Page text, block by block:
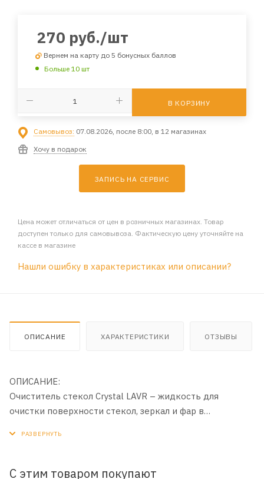
270 руб./шт
Вернем на карту до 5 бонусных баллов
Больше 10 шт
В КОРЗИНУ
Самовывоз: 07.08.2026, после 8:00, в 12 магазинах
Хочу в подарок
ЗАПИСЬ НА СЕРВИС
Цена может отличаться от цен в розничных магазинах. Товар
доступен только для самовывоза. Фактическую цену уточняйте на
кассе в магазине
Нашли ошибку в характеристиках или описании?
ОПИСАНИЕ ХАРАКТЕРИСТИКИ ОТЗЫВЫ
ОПИСАНИЕ:
Очиститель стекол Crystal LAVR – жидкость для
очистки поверхности стекол, зеркал и фар в
лакокрасочное и другие покрытия автомобиля.
С этим товаром покупают